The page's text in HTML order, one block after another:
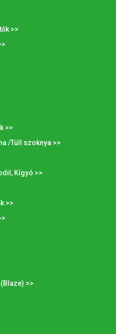
>>
>>
/Tüll szoknya >>
Kígyó >>
>>
>>